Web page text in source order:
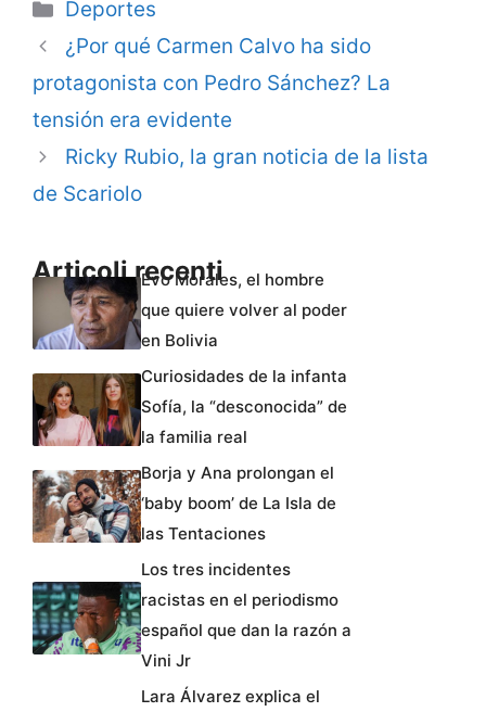
Categorie
Deportes
¿Por qué Carmen Calvo ha sido
protagonista con Pedro Sánchez? La
tensión era evidente
Ricky Rubio, la gran noticia de la lista
de Scariolo
Articoli recentiEvo Morales, el hombre
que quiere volver al poder
en Bolivia
Curiosidades de la infanta
Sofía, la “desconocida” de
la familia real
Borja y Ana prolongan el
‘baby boom’ de La Isla de
las Tentaciones
Los tres incidentes
racistas en el periodismo
español que dan la razón a
Vini Jr
Lara Álvarez explica el